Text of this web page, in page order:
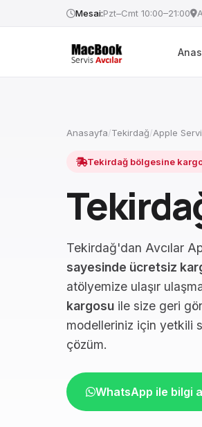
Mesai:Pzt–Cmt 10:00–21:00
Anasayfa/Tekirdağ/Apple
Tekirdağ bölgesine
Tekirdağ'dan Avcılar
sayesinde ücretsiz
atölyemize ulaşır
kargosu ile size geri
modelleriniz için yetkili
çözüm.
WhatsApp ile bilgi